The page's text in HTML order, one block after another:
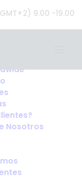
9.00 -19.00
Nosotros